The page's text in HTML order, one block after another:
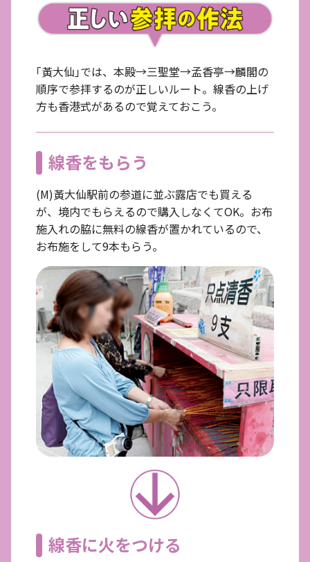
｢黃大仙｣では、本殿→三聖堂→孟香亭→麟閣の
順序で参拝するのが正しいルート。線香の上げ
方も香港式があるので覚えておこう。
線香をもらう
(M)黃大仙駅前の参道に並ぶ露店でも買える
が、境内でもらえるので購入しなくてOK。お布
施入れの脇に無料の線香が置かれているので、
お布施をして9本もらう。
線香に火をつける